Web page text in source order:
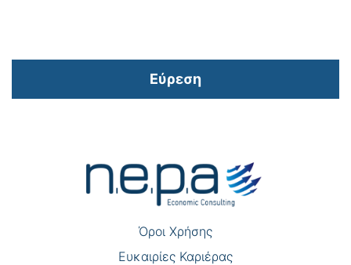
Εύρεση
άρθρων
Όροι Χρήσης
Eυκαιρίες Καριέρας